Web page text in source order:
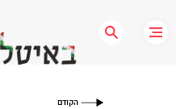
הקודם